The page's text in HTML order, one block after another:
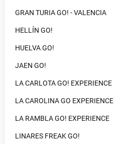
GRAN TURIA GO! - VALENCIA
HELLÍN GO!
HUELVA GO!
JAEN GO!
LA CARLOTA GO! EXPERIENCE
LA CAROLINA GO EXPERIENCE
LA RAMBLA GO! EXPERIENCE
LINARES FREAK GO!